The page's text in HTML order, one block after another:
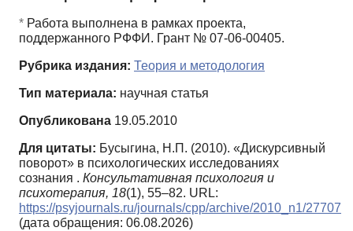
* Работа выполнена в рамках проекта,
поддержанного РФФИ. Грант № 07-06-00405.
Рубрика издания: Теория и методология
Тип материала: научная статья
Опубликована 19.05.2010
Для цитаты: Бусыгина, Н.П. (2010). «Дискурсивный
поворот» в психологических исследованиях
сознания . Консультативная психология и
психотерапия, 18(1), 55–82. URL:
https://psyjournals.ru/journals/cpp/archive/2010_n1/27707
(дата обращения: 06.08.2026)